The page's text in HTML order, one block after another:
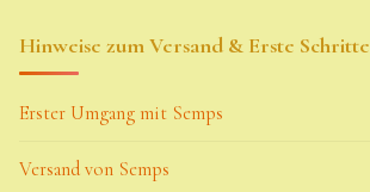
Hinweise zum Versand & Erste Schritte
Erster Umgang mit Semps
Versand von Semps